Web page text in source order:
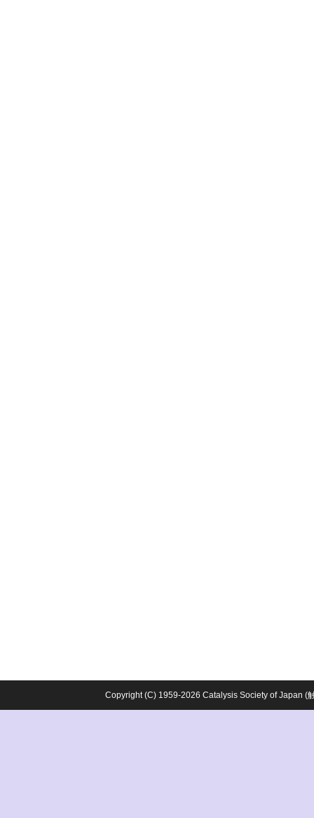
Copyright (C) 1959-2026 Catalysis Society of Japan (